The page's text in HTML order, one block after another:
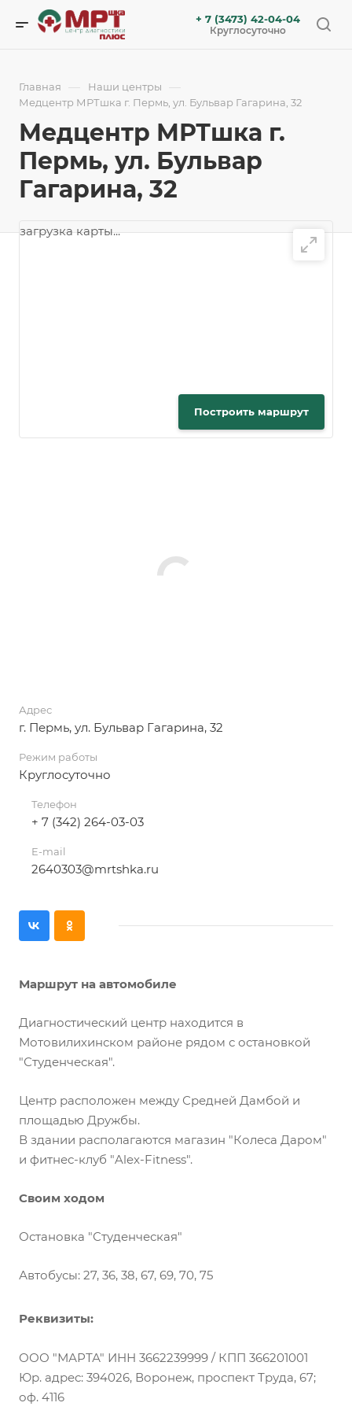
+ 7 (3473) 42-04-04
Круглосуточно
Главная — Наши центры —
Медцентр МРТшка г. Пермь, ул. Бульвар Гагарина, 32
Медцентр МРТшка г.
Пермь, ул. Бульвар
Гагарина, 32
Адрес
г. Пермь, ул. Бульвар Гагарина, 32
Режим работы
Круглосуточно
Телефон
+ 7 (342) 264-03-03
E-mail
2640303@mrtshka.ru
Маршрут на автомобиле
Диагностический центр находится в
Мотовилихинском районе рядом с остановкой
"Студенческая".
Центр расположен между Средней Дамбой и
площадью Дружбы.
В здании располагаются магазин "Колеса Даром"
и фитнес-клуб "Alex-Fitness".
Своим ходом
Остановка "Студенческая"
Автобусы: 27, 36, 38, 67, 69, 70, 75
Реквизиты:
ООО "МАРТА" ИНН 3662239999 / КПП 366201001
Юр. адрес: 394026, Воронеж, проспект Труда, 67;
оф. 4116
загрузка карты...
Построить маршрут